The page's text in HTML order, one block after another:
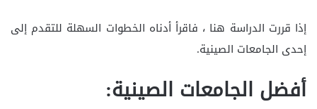
إذا قررت الدراسة هنا ، فاقرأ أدناه الخطوات السهلة للتقدم إلى
إحدى الجامعات الصينية.
أفضل الجامعات الصينية: